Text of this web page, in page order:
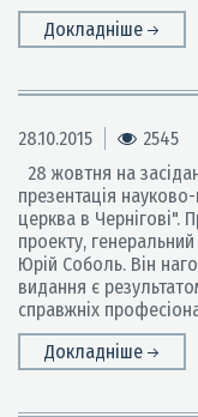
Докладніше
28.10.2015
2545
28 жовтня на
презентація
церква в Чернігові".
проекту,
Юрій Соболь. Він
видання є
справжніх
Докладніше